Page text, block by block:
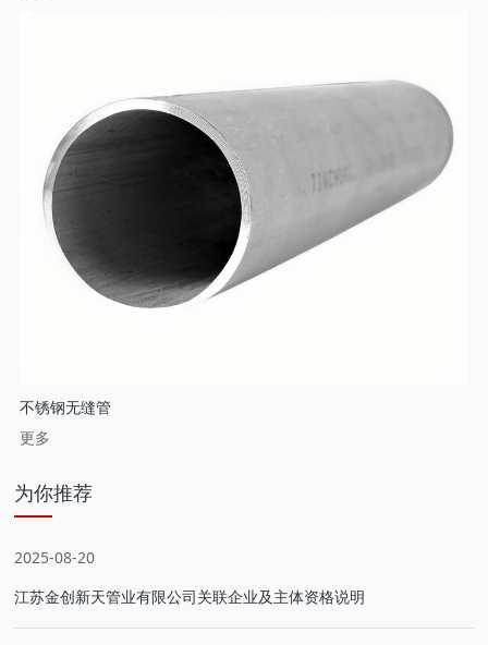
不锈钢无缝管
更多
为你推荐
2025-08-20
江苏金创新天管业有限公司关联企业及主体资格说明